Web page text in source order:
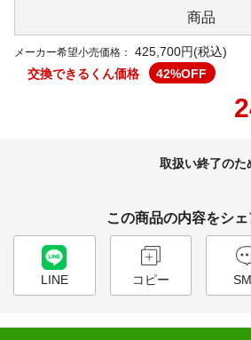
商品
メーカー希望小売価格：
425,700円(税込)
交換できるくん価格
42%OFF
取扱い終了のた
この商品の内容をシ
LINE コピー